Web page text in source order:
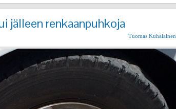
jälleen renkaanpuhkoja
Tuomas Kuhalainen